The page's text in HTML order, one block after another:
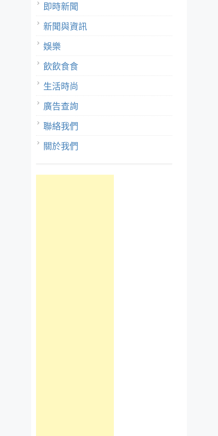
即時新聞
新聞與資訊
娛樂
飲飲食食
生活時尚
廣告查詢
聯絡我們
關於我們